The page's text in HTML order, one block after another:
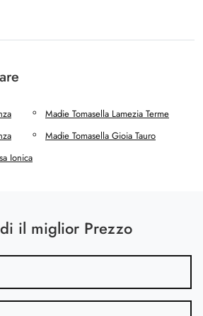
Madie Tomasella Lamezia Terme
Madie Tomasella Gioia Tauro
Ionica
il miglior Prezzo